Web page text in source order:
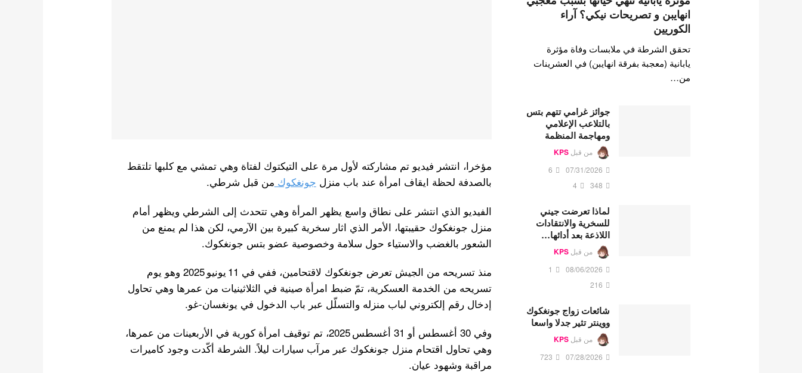
مؤخرا، انتشر فيديو تم مشاركته لأول مرة على التيكتوك لفتاة وهي تمشي مع كلبها تلتقط
بالصدفة لحظة ايقاف امرأة عند باب منزل جونغكوك من قبل شرطي.
الفيديو الذي انتشر على نطاق واسع يظهر المرأة وهي تتحدث إلى الشرطي ويظهر أمام
منزل جونغكوك حقيبتها، الأمر الذي اثار سخرية كبيرة بين الآرمي، لكن هذا لم يمنع من
الشعور بالغضب والاستياء حول سلامة وخصوصية عضو بتس جونغكوك.
منذ تسريحه من الجيش تعرض جونغكوك لاقتحامين، ففي في 11 يونيو 2025 وهو يوم
تسريحه من الخدمة العسكرية، تمّ ضبط امرأة صينية في الثلاثينيات من عمرها وهي تحاول
إدخال رقم إلكتروني لباب منزله والتسلّل عبر باب الدخول في يونغسان‑غو.
وفي 30 أغسطس أو 31 أغسطس 2025، تم توقيف امرأة كورية في الأربعينات من عمرها،
وهي تحاول اقتحام منزل جونغكوك عبر مرآب سيارات ليلاً. الشرطة أكّدت وجود كاميرات
مراقبة وشهود عيان.
انهايبن و تصريحات نيكي؟ آراء
الكوريين
تحقق الشرطة في ملابسات وفاة مؤثرة
يابانية (معجبة بفرقة انهايبن) في العشرينات
من…
جوائز غرامي تتهم بتس
بالتلاعب الإعلامي
ومهاجمة المنظمة
من قبل KPS
07/31/2026
6
348
4
لماذا تعرضت جيني
للسخرية والانتقادات
اللاذعة بعد أدائها…
من قبل KPS
08/06/2026
1
216
شائعات زواج جونغكوك
ووينتر تثير جدلا واسعا
من قبل KPS
07/28/2026
723